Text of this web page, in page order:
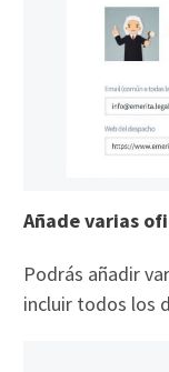
Añade varias
Podrás añadir
incluir todos los